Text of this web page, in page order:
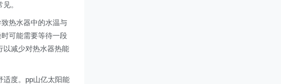
。
热水器中的水温与
可能需要等待一段
以减少对热水器热能
适度。pp山亿太阳能